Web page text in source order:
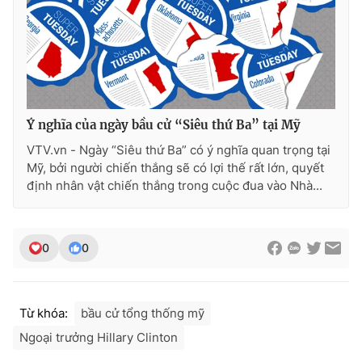
THỜI BÁO VTV
Theo dõi báo trên
Giấy phép hoạt động báo in và báo điện tử số 483/GP-BTTTT
Phó Tổng Biên tập:Nguyễn Thị Mỹ Hạnh, Phạm Quốc Thắng,
Tổng đài VTV:024.38 355 931 - 024.38 355 932
Ý nghĩa của ngày bầu cử “Siêu thứ Ba” tại Mỹ
VTV.vn - Ngày “Siêu thứ Ba” có ý nghĩa quan trọng tại
Mỹ, bởi người chiến thắng sẽ có lợi thế rất lớn, quyết
định nhân vật chiến thắng trong cuộc đua vào Nhà...
0 0
Từ khóa:
bầu cử tổng thống mỹ
Ngoại trưởng Hillary Clinton